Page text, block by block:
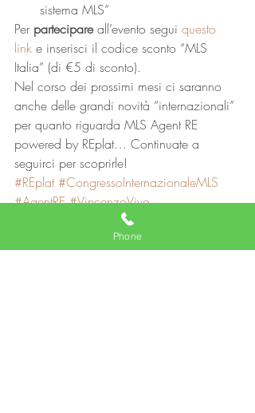
sistema MLS”
Per partecipare all’evento segui questo
link e inserisci il codice sconto “MLS
Italia” (di €5 di sconto).
Nel corso dei prossimi mesi ci saranno
anche delle grandi novità “internazionali”
per quanto riguarda MLS Agent RE
powered by REplat… Continuate a
seguirci per scoprirle!
#REplat #CongressoInternazionaleMLS
#AgentRE #VincenzoVivo
#MLS
Phone